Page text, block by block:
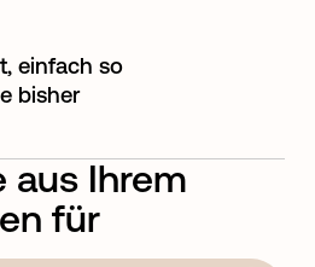
einfach so
bisher
aus Ihrem
für